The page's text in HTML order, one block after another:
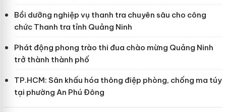
Bồi dưỡng nghiệp vụ thanh tra chuyên sâu cho công
chức Thanh tra tỉnh Quảng Ninh
Phát động phong trào thi đua chào mừng Quảng Ninh
trở thành thành phố
TP.HCM: Sân khấu hóa thông điệp phòng, chống ma túy
tại phường An Phú Đông